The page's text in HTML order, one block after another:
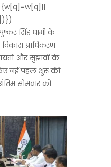
सिंह धामी के
प्राधिकरण
और सुझावों के
नई पहल शुरू की
सोमवार को